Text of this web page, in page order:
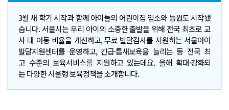
3월 새 학기 시작과 함께 아이들의 어린이집 입소와 등원도 시작됐
습니다. 서울시는 우리 아이의 소중한 출발을 위해 전국 최초로 교
사 대 아동 비율을 개선하고, 무료 발달검사를 지원하는 서울아이
발달지원센터를 운영하고, 긴급·틈새보육을 늘리는 등 전국 최
고 수준의 보육서비스를 지원하고 있는데요. 올해 확대·강화되
는 다양한 서울형 보육정책을 소개합니다.